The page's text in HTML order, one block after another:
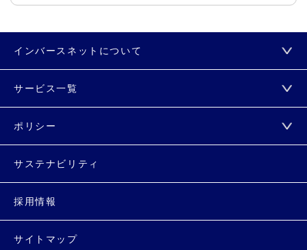
インバースネットについて
サービス一覧
ポリシー
サステナビリティ
採用情報
サイトマップ